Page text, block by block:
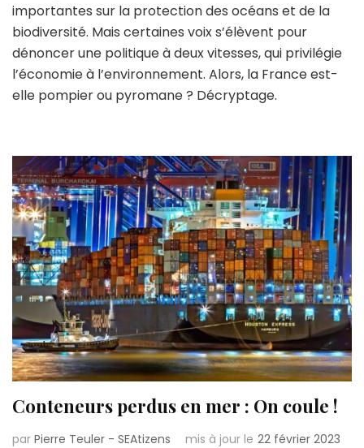
importantes sur la protection des océans et de la
biodiversité. Mais certaines voix s’élèvent pour
dénoncer une politique à deux vitesses, qui privilégie
l’économie à l’environnement. Alors, la France est-
elle pompier ou pyromane ? Décryptage.
Conteneurs perdus en mer : On coule !
par Pierre Teuler - SEAtizens mis à jour le 22 février 2023